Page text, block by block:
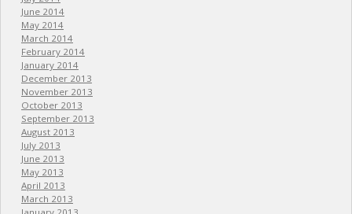
June 2014
May 2014
March 2014
February 2014
January 2014
December 2013
November 2013
October 2013
September 2013
August 2013
July 2013
June 2013
May 2013
April 2013
March 2013